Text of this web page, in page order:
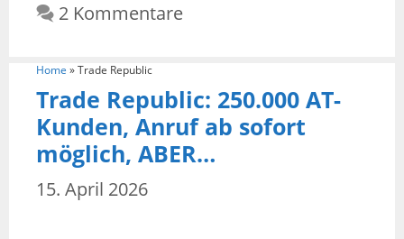
2 Kommentare
Home »Trade Republic
Trade Republic: 250.000 AT-
Kunden, Anruf ab sofort
möglich, ABER…
15. April 2026